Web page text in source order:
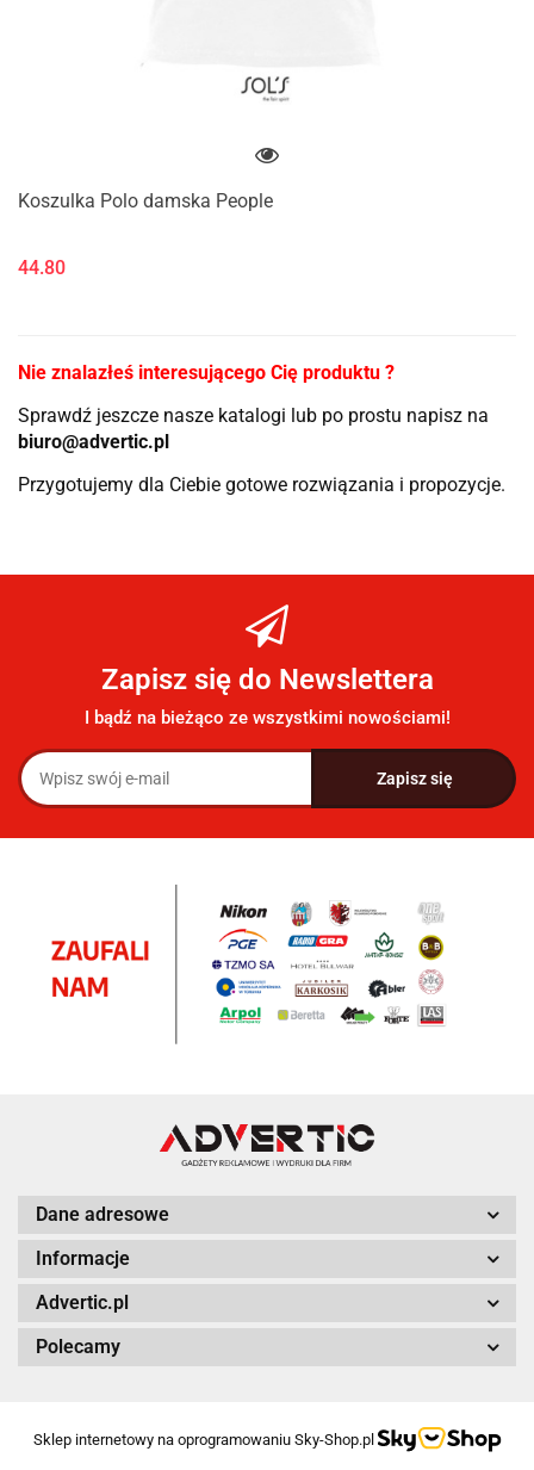
Koszulka Polo damska People
44.80
Nie znalazłeś interesującego Cię produktu ?
Sprawdź jeszcze nasze katalogi lub po prostu napisz na
biuro@advertic.pl
Przygotujemy dla Ciebie gotowe rozwiązania i propozycje.
Zapisz się do Newslettera
I bądź na bieżąco ze wszystkimi nowościami!
Dane adresowe
Informacje
Advertic.pl
Polecamy
Sklep internetowy na oprogramowaniu Sky-Shop.pl